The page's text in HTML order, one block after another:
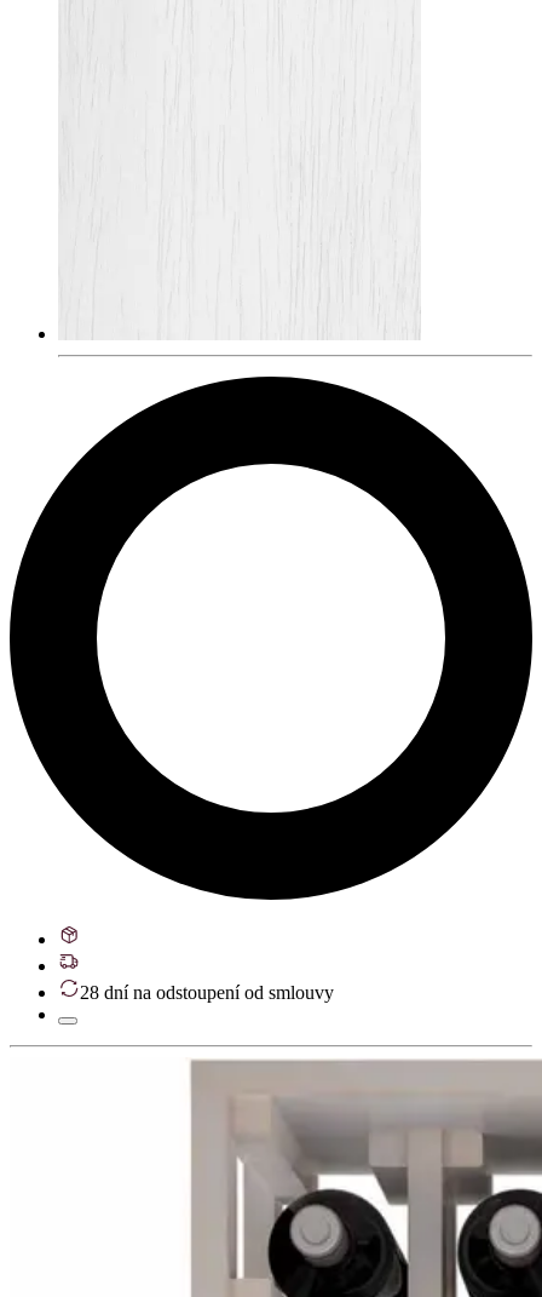
28 dní na odstoupení od smlouvy